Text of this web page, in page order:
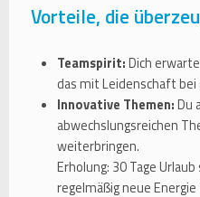
Vorteile, die
Teamspirit:Dich
das mit Leidenschaft bei
Innovative Themen:Du
abwechslungsreichen
weiterbringen.
Erholung: 30 Tage
regelmäßig neue